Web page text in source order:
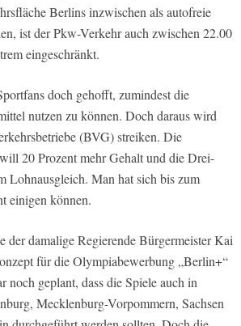
Berlins inzwischen als autofreie
ist der Pkw-Verkehr auch zwischen 22.00
eingeschränkt.
doch gehofft, zumindest die
nutzen zu können. Doch daraus wird
(BVG) streiken. Die
20 Prozent mehr Gehalt und die Drei-
Lohnausgleich. Man hat sich bis zum
einigen können.
der damalige Regierende Bürgermeister Kai
für die Olympiabewerbung „Berlin+“
noch geplant, dass die Spiele auch in
Mecklenburg-Vorpommern, Sachsen